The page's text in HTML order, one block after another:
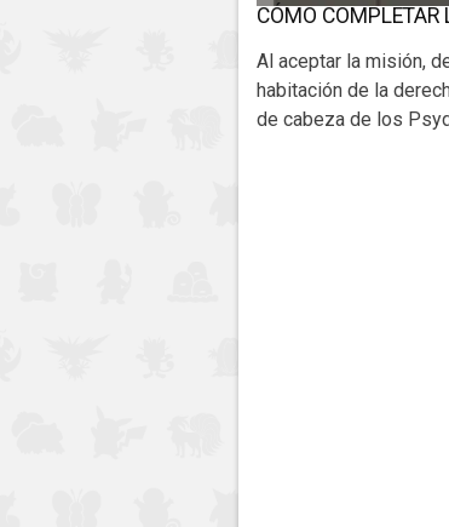
CÓMO COMPLETAR
Al aceptar la misión,
habitación de la
de cabeza de los